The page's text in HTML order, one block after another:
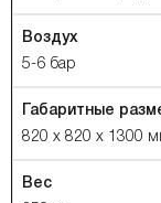
Воздух
5-6 бар
Габаритные
820 x 820 x 1300
Вес